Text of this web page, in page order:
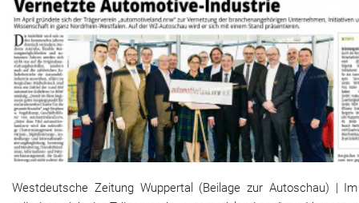
Westdeutsche Zeitung Wuppertal (Beilage zur Autoschau) |